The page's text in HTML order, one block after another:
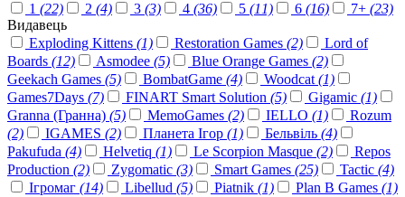
1 (22) 2 (4) 3 (3) 4 (36) 5 (11) 6 (16) 7+ (23)
Видавець
Exploding Kittens (1) Restoration Games (2)
Lord of
Boards (12) Asmodee (5) Blue Orange Games (2)
Geekach Games (5) BombatGame (4) Woodcat (1)
Games7Days (7) FINART Smart Solution (5) Gigamic (1)
Granna (Гранна) (5) MemoGames (2) IELLO (1)
Rozum
(2)
IGAMES (2) Планета Ігор (1) Бельвіль (4)
Pakufuda (4) Helvetiq (1) Le Scorpion Masque (2)
Repos
Production (2) Zygomatic (3) Smart Games (25) Tactic (4)
Ігромаг (14) Libellud (5) Piatnik (1) Plan B Games (1)